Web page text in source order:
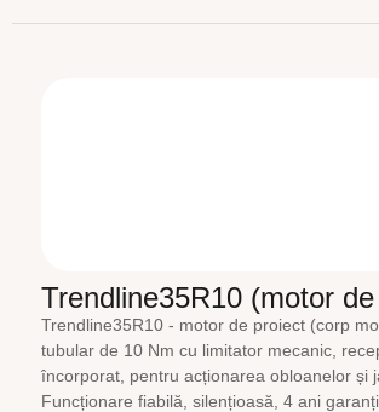
Trendline35R10 (motor
Trendline35R10 - motor de proiect (corp
tubular de 10 Nm cu limitator mecanic,
încorporat, pentru acționarea obloanelor și
Funcționare fiabilă, silențioasă, 4 ani